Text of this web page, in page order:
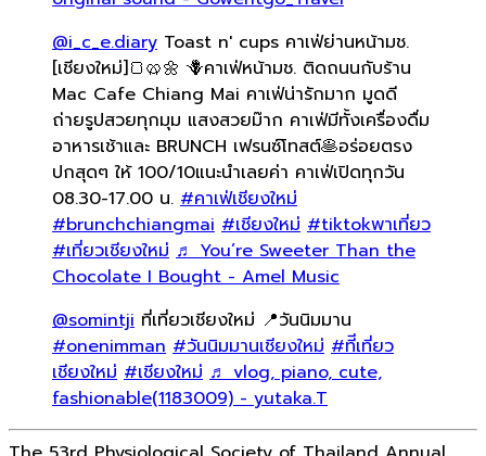
@i_c_e.diary Toast n' cups คาเฟ่ย่านหน้ามช.
[เชียงใหม่]🍞🥨🌼 🪻คาเฟ่หน้ามช. ติดถนนกับร้าน
Mac Cafe Chiang Mai คาเฟ่น่ารักมาก มูดดี
ถ่ายรูปสวยทุกมุม แสงสวยม๊าก คาเฟ่มีทั้งเครื่องดื่ม
อาหารเช้าและ BRUNCH เฟรนซ์โทสต์🥞อร่อยตรง
ปกสุดๆ ให้ 100/10แนะนำเลยค่า คาเฟ่เปิดทุกวัน
08.30-17.00 น. #คาเฟ่เชียงใหม่
#brunchchiangmai #เชียงใหม่ #tiktokพาเที่ยว
#เที่ยวเชียงใหม่ ♬ You’re Sweeter Than the
Chocolate I Bought - Amel Music
@somintji ที่เที่ยวเชียงใหม่ 📍วันนิมมาน
#onenimman #วันนิมมานเชียงใหม่ #ทีีเที่ยว
เชียงใหม่ #เชียงใหม่ ♬ vlog, piano, cute,
fashionable(1183009) - yutaka.T